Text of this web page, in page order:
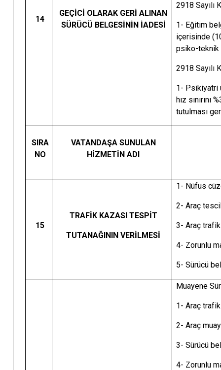
14
GEÇİCİ OLARAK GERİ ALINAN
SÜRÜCÜ BELGESİNİN İADESİ
2918 Sayılı
1- Eğitim
içerisinde
psiko-teknik
2918 Sayılı
1- Psikiyatri
hız
tutulması
SIRA
NO
VATANDAŞA SUNULAN
HİZMETİN ADI
15
TRAFİK KAZASI TESPİT
TUTANAĞININ VERİLMESİ
1- Nüfus
2- Araç
3- Araç
4- Zorunlu
5- Sürücü
Muayene
1- Araç
2- Araç
3- Sürücü
4- Zorunlu